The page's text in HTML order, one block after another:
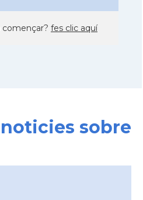
començar? fes clic aquí
noticies sobre